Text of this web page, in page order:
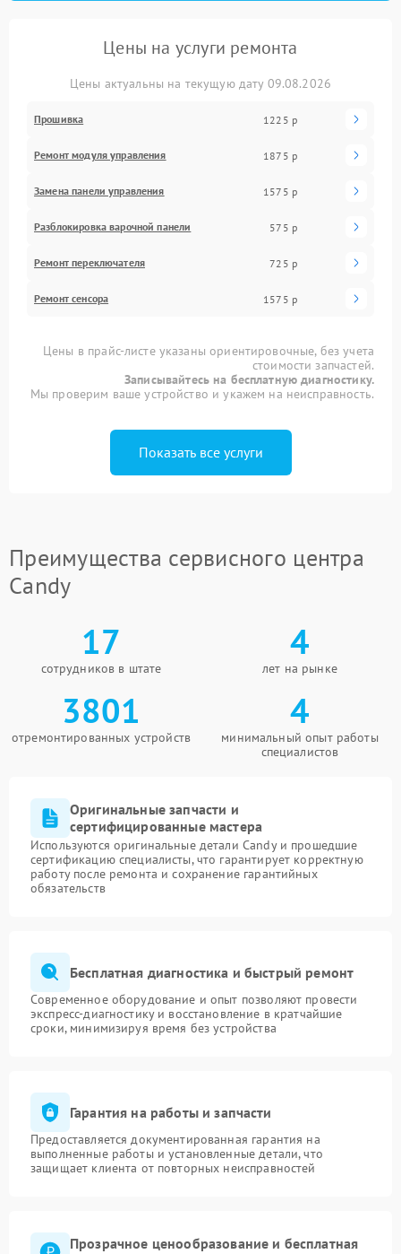
Цены на услуги ремонта
Цены актуальны на текущую дату 09.08.2026
Прошивка 1225 р
Ремонт модуля управления 1875 р
Замена панели управления 1575 р
Разблокировка варочной панели 575 р
Ремонт переключателя 725 р
Ремонт сенсора 1575 р
Цены в прайс-листе указаны ориентировочные, без учета
стоимости запчастей.
Записывайтесь на бесплатную диагностику.
Мы проверим ваше устройство и укажем на неисправность.
Показать все услуги
Преимущества сервисного центра
Candy
17
сотрудников в штате
4
лет на рынке
3801
отремонтированных устройств
4
минимальный опыт работы
специалистов
Оригинальные запчасти и
сертифицированные мастера
Используются оригинальные детали Candy и прошедшие
сертификацию специалисты, что гарантирует корректную
работу после ремонта и сохранение гарантийных
обязательств
Бесплатная диагностика и быстрый ремонт
Современное оборудование и опыт позволяют провести
экспресс-диагностику и восстановление в кратчайшие
сроки, минимизируя время без устройства
Гарантия на работы и запчасти
Предоставляется документированная гарантия на
выполненные работы и установленные детали, что
защищает клиента от повторных неисправностей
Прозрачное ценообразование и бесплатная